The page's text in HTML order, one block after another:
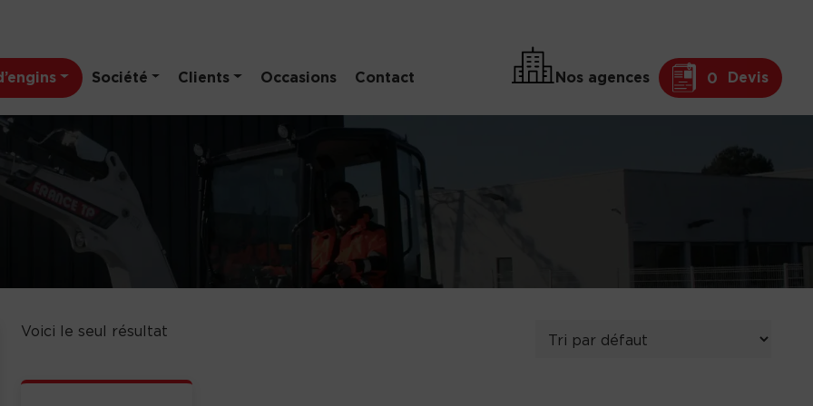
Société Clients Occasions Contact Nos agences 0 Devis
Voici le seul résultat